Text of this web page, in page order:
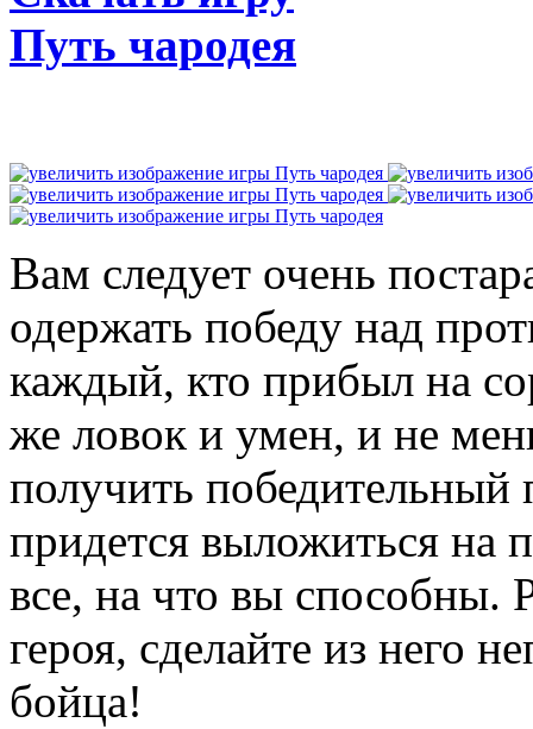
Путь чародея
Вам следует очень
одержать победу над
каждый, кто прибыл на
же ловок и умен, и не
получить победительный
придется выложиться на
все, на что вы способны.
героя, сделайте из него
бойца!